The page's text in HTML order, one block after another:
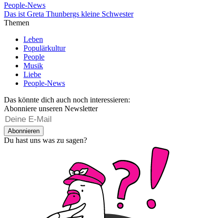
People-News
Das ist Greta Thunbergs kleine Schwester
Themen
Leben
Populärkultur
People
Musik
Liebe
People-News
Das könnte dich auch noch interessieren:
Abonniere unseren Newsletter
Abonnieren
Du hast uns was zu sagen?